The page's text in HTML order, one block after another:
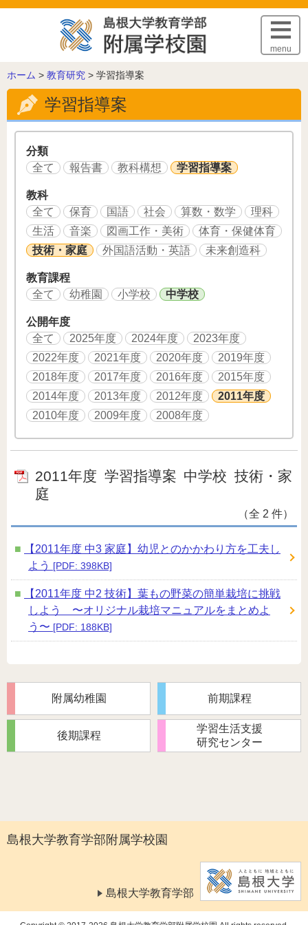
このページの本文へ
menu
こ
の
ー
ジ
ホーム > 教育研究 > 学習指導案
学習指導案
分類
全て
報告書 教科構想 学習指導案
教科
全て
保育 国語 社会 算数・数学
理科
生活
音楽 図画工作・美術
体育・保健体育
技術・家庭
外国語活動・英語 未来創造科
教育課程
全て
幼稚園 小学校 中学校
公開年度
全て
2025年度 2024年度
2023年度
2022年度
2021年度 2020年度
2019年度
2018年度
2017年度 2016年度
2015年度
2014年度
2013年度 2012年度
2011年度
2010年度
2009年度 2008年度
2011年度 学習指導案 中学校 技術・家
庭
（全 2 件）
【2011年度 中3 家庭】幼児とのかかわり方を工夫し
よう [PDF: 398KB]
【2011年度 中2 技術】葉もの野菜の簡単栽培に挑戦
しよう 〜オリジナル栽培マニュアルをまとめよ
う〜 [PDF: 188KB]
附属幼稚園 前期課程
後期課程
学習生活支援
研究センター
島根大学教育学部附属学校園
島根大学教育学部